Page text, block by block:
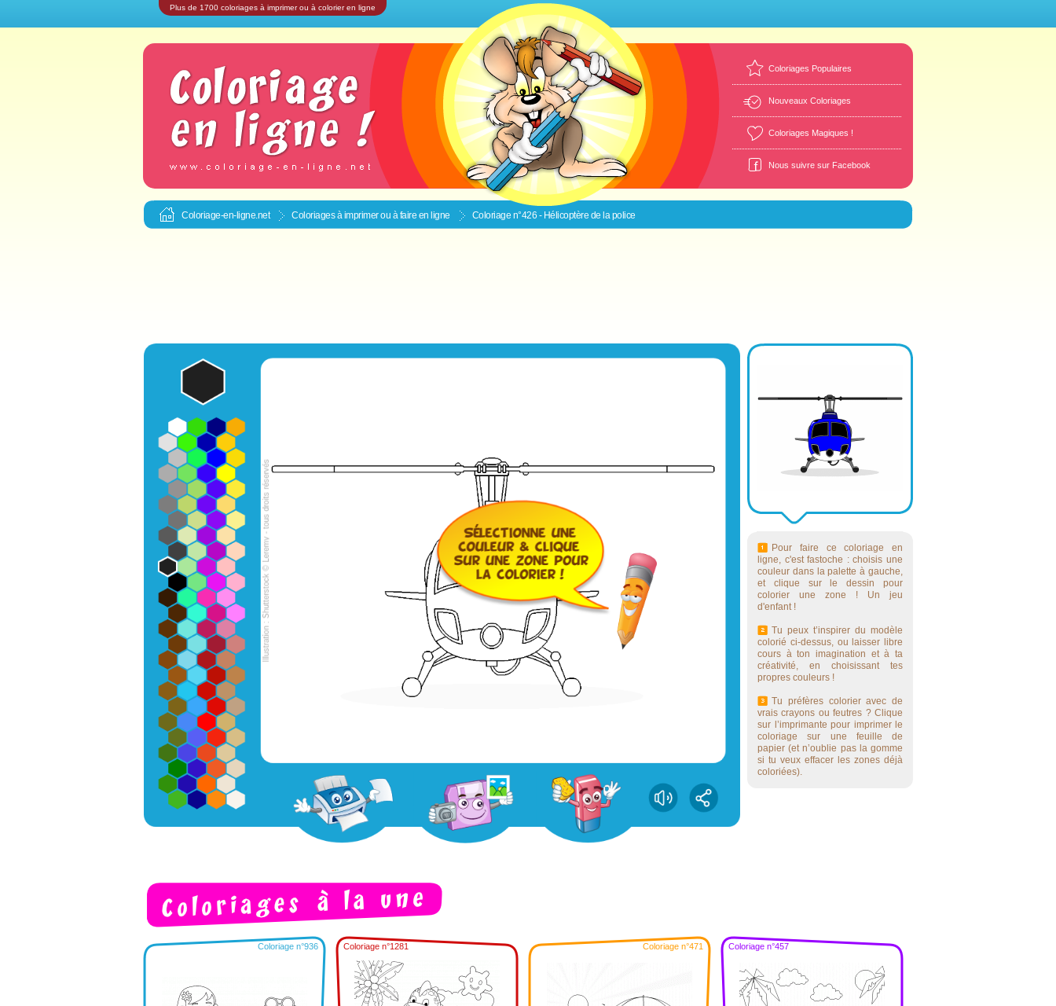
Plus de 1700 coloriages à imprimer ou à colorier en ligne
Coloriages Populaires
Nouveaux Coloriages
Coloriages Magiques !
Nous suivre sur Facebook
Coloriage-en-ligne.net Coloriages à imprimer ou à faire en ligne Coloriage n°426 - Hélicoptère de la police
Pour faire ce coloriage en
ligne, c'est fastoche : choisis une
couleur dans la palette à gauche,
et clique sur le dessin pour
colorier une zone ! Un jeu
d'enfant !
Tu peux t’inspirer du modèle
colorié ci-dessus, ou laisser libre
cours à ton imagination et à ta
créativité, en choisissant tes
propres couleurs !
Tu préfères colorier avec de
vrais crayons ou feutres ? Clique
sur l’imprimante pour imprimer le
coloriage sur une feuille de
papier (et n’oublie pas la gomme
si tu veux effacer les zones déjà
coloriées).
Coloriage n°936 Coloriage n°1281 Coloriage n°471 Coloriage n°457